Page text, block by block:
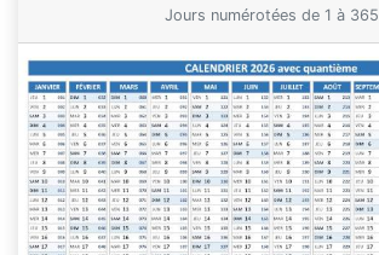
Jours numérotées de 1 à 365